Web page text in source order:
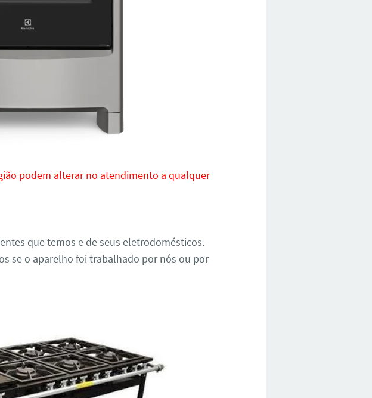
podem alterar no atendimento a qualquer
que temos e de seus eletrodomésticos.
se o aparelho foi trabalhado por nós ou por